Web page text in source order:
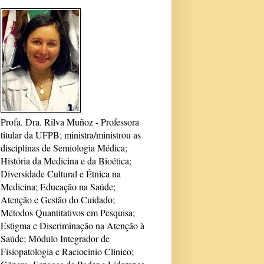
Profa. Dra. Rilva Muñoz - Professora
titular da UFPB; ministra/ministrou as
disciplinas de Semiologia Médica;
História da Medicina e da Bioética;
Diversidade Cultural e Étnica na
Medicina; Educação na Saúde;
Atenção e Gestão do Cuidado;
Métodos Quantitativos em Pesquisa;
Estigma e Discriminação na Atenção à
Saúde; Módulo Integrador de
Fisiopatologia e Raciocínio Clínico;